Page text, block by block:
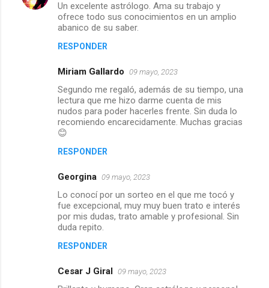
Un excelente astrólogo. Ama su trabajo y
ofrece todo sus conocimientos en un amplio
abanico de su saber.
RESPONDER
Miriam Gallardo 09 mayo, 2023
Segundo me regaló, además de su tiempo, una
lectura que me hizo darme cuenta de mis
nudos para poder hacerles frente. Sin duda lo
recomiendo encarecidamente. Muchas gracias
😊
RESPONDER
Georgina 09 mayo, 2023
Lo conocí por un sorteo en el que me tocó y
fue excepcional, muy muy buen trato e interés
por mis dudas, trato amable y profesional. Sin
duda repito.
RESPONDER
Cesar J Giral 09 mayo, 2023